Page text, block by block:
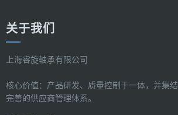
关于我们
上海睿旋轴承有限公司
核心价值：产品研发、质量控制于一体，并集结
完善的供应商管理体系。